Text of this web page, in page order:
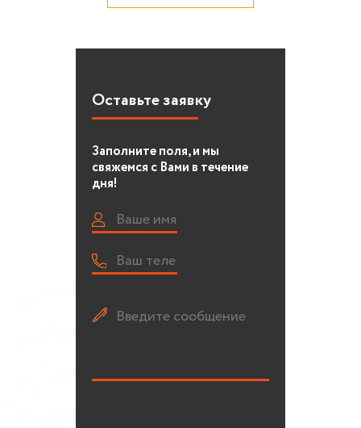
Оставьте заявку
Заполните поля, и мы
свяжемся с Вами в течение
дня!